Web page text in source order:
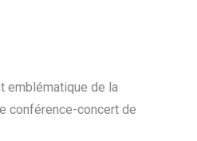
emblématique de la
conférence-concert de